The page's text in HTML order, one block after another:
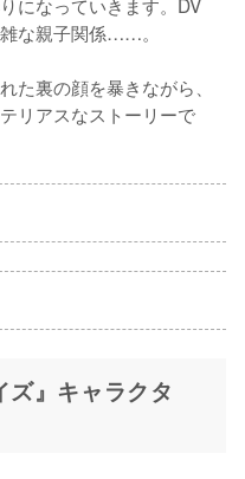
な親子関係……。
た裏の顔を暴きながら、
リアスなストーリーで
ズ』キャラクタ